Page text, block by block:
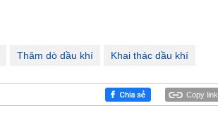
Thăm dò dầu khí Khai thác dầu khí
Copy link